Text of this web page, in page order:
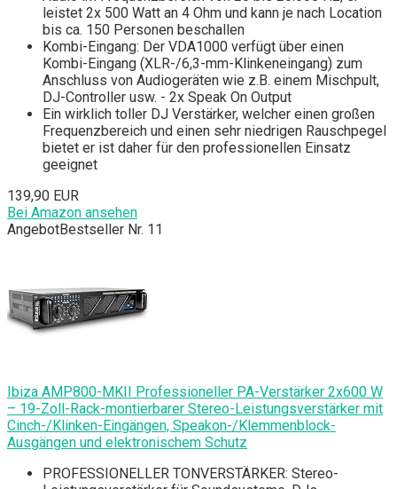
leistet 2x 500 Watt an 4 Ohm und kann je nach Location
bis ca. 150 Personen beschallen
Kombi-Eingang: Der VDA1000 verfügt über einen
Kombi-Eingang (XLR-/6,3-mm-Klinkeneingang) zum
Anschluss von Audiogeräten wie z.B. einem Mischpult,
DJ-Controller usw. - 2x Speak On Output
Ein wirklich toller DJ Verstärker, welcher einen großen
Frequenzbereich und einen sehr niedrigen Rauschpegel
bietet er ist daher für den professionellen Einsatz
geeignet
139,90 EUR
Bei Amazon ansehen
AngebotBestseller Nr. 11
Ibiza AMP800-MKII Professioneller PA-Verstärker 2x600 W
– 19-Zoll-Rack-montierbarer Stereo-Leistungsverstärker mit
Cinch-/Klinken-Eingängen, Speakon-/Klemmenblock-
Ausgängen und elektronischem Schutz
PROFESSIONELLER TONVERSTÄRKER: Stereo-